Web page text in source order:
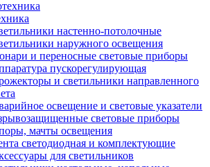
настенно-потолочные
наружного освещения
и переносные световые приборы
пускорегулирующая
и светильники направленного
освещение и световые указатели
световые приборы
мачты освещения
светодиодная и комплектующие
для светильников